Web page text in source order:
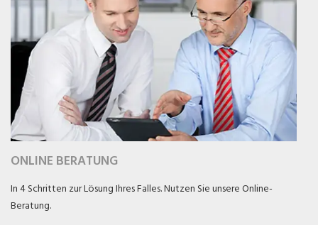
ONLINE BERATUNG
In 4 Schritten zur Lösung Ihres Falles. Nutzen Sie unsere Online-
Beratung.